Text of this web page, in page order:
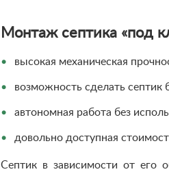
Монтаж септика «под
высокая механическая
возможность сделать
автономная работа без
довольно доступная
Септик в зависимости от его